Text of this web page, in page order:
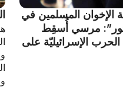
الإخوان المسلمين في
مرسي أُسقِط
الإسرائيليّة على